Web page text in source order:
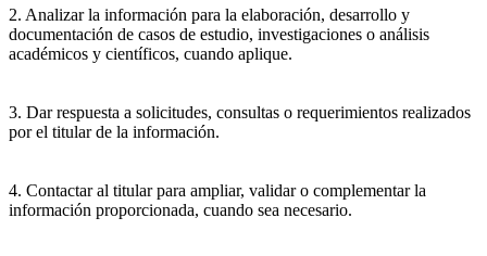
2. Analizar la información para la elaboración, desarrollo y
documentación de casos de estudio, investigaciones o análisis
académicos y científicos, cuando aplique.
3. Dar respuesta a solicitudes, consultas o requerimientos realizados
por el titular de la información.
4. Contactar al titular para ampliar, validar o complementar la
información proporcionada, cuando sea necesario.